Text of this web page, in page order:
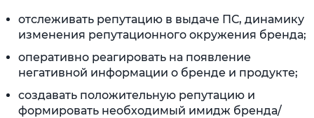
отслеживать репутацию в выдаче ПС, динамику
изменения репутационного окружения бренда;
оперативно реагировать на появление
негативной информации о бренде и продукте;
создавать положительную репутацию и
формировать необходимый имидж бренда/